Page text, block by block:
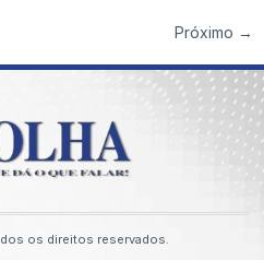
Próximo →
os direitos reservados.